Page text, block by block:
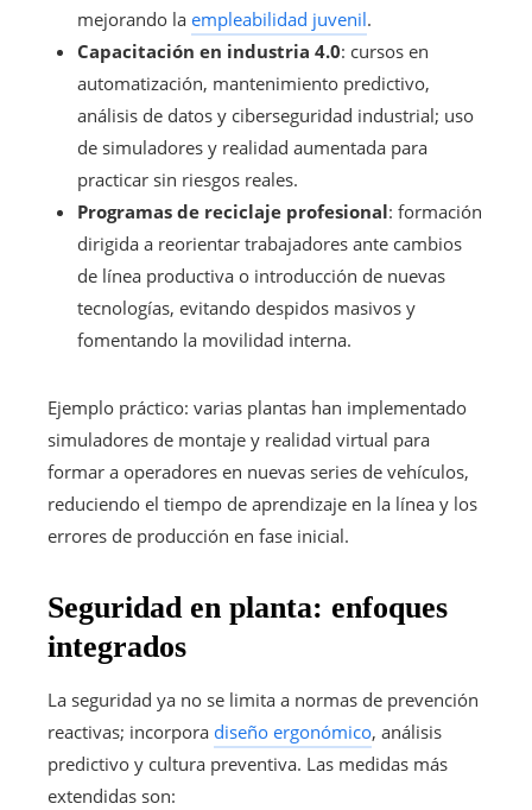
mejorando la empleabilidad juvenil.
Capacitación en industria 4.0: cursos en
automatización, mantenimiento predictivo,
análisis de datos y ciberseguridad industrial; uso
de simuladores y realidad aumentada para
practicar sin riesgos reales.
Programas de reciclaje profesional: formación
dirigida a reorientar trabajadores ante cambios
de línea productiva o introducción de nuevas
tecnologías, evitando despidos masivos y
fomentando la movilidad interna.
Ejemplo práctico: varias plantas han implementado
simuladores de montaje y realidad virtual para
formar a operadores en nuevas series de vehículos,
reduciendo el tiempo de aprendizaje en la línea y los
errores de producción en fase inicial.
Seguridad en planta: enfoques
integrados
La seguridad ya no se limita a normas de prevención
reactivas; incorpora diseño ergonómico, análisis
predictivo y cultura preventiva. Las medidas más
extendidas son: